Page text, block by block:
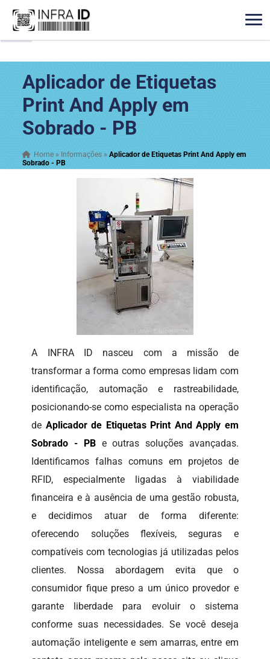
Aplicador de Etiquetas
Print And Apply em
Sobrado - PB
Home » Informações »Aplicador de Etiquetas Print And Apply em
Sobrado - PB
A INFRA ID nasceu com a missão de
transformar a forma como empresas lidam com
identificação, automação e rastreabilidade,
posicionando-se como especialista na operação
de Aplicador de Etiquetas Print And Apply em
Sobrado - PBe outras soluções avançadas.
Identificamos falhas comuns em projetos de
RFID, especialmente ligadas à viabilidade
financeira e à ausência de uma gestão robusta,
e decidimos atuar de forma diferente:
oferecendo soluções flexíveis, seguras e
compatíveis com tecnologias já utilizadas pelos
clientes. Nossa abordagem evita que o
consumidor fique preso a um único provedor e
garante liberdade para evoluir o sistema
conforme suas necessidades. Se você deseja
automação inteligente e sem amarras, entre em